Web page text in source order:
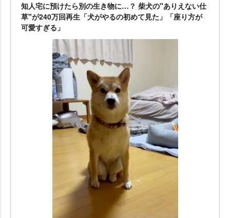
知人宅に預けたら別の生き物に…？ 柴犬の"ありえない仕
草"が240万回再生「犬がやるの初めて見た」「座り方が
可愛すぎる」